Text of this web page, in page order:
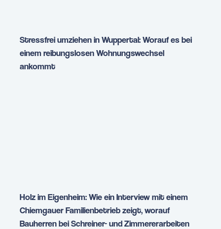
Stressfrei umziehen in Wuppertal: Worauf es bei
einem reibungslosen Wohnungswechsel
ankommt
Holz im Eigenheim: Wie ein Interview mit einem
Chiemgauer Familienbetrieb zeigt, worauf
Bauherren bei Schreiner- und Zimmererarbeiten